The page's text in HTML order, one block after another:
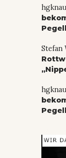
Stefan